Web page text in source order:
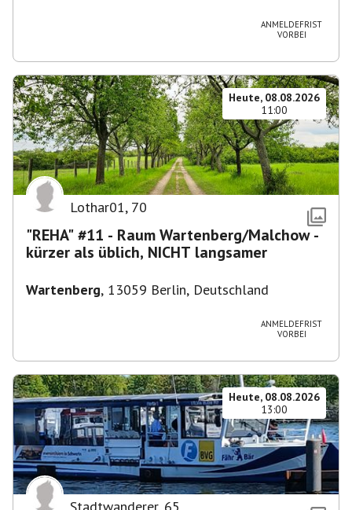
ANMELDEFRIST
VORBEI
Heute, 08.08.2026
11:00
Lothar01, 70
"REHA" #11 - Raum Wartenberg/Malchow -
kürzer als üblich, NICHT langsamer
Wartenberg, 13059 Berlin, Deutschland
ANMELDEFRIST
VORBEI
Heute, 08.08.2026
13:00